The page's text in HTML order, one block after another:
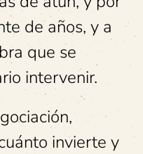
de años, y a
que se
intervenir.
invierte y